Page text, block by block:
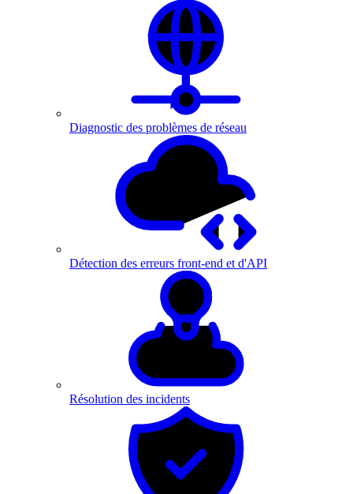
Diagnostic des problèmes de réseau
Détection des erreurs front-end et d'API
Résolution des incidents